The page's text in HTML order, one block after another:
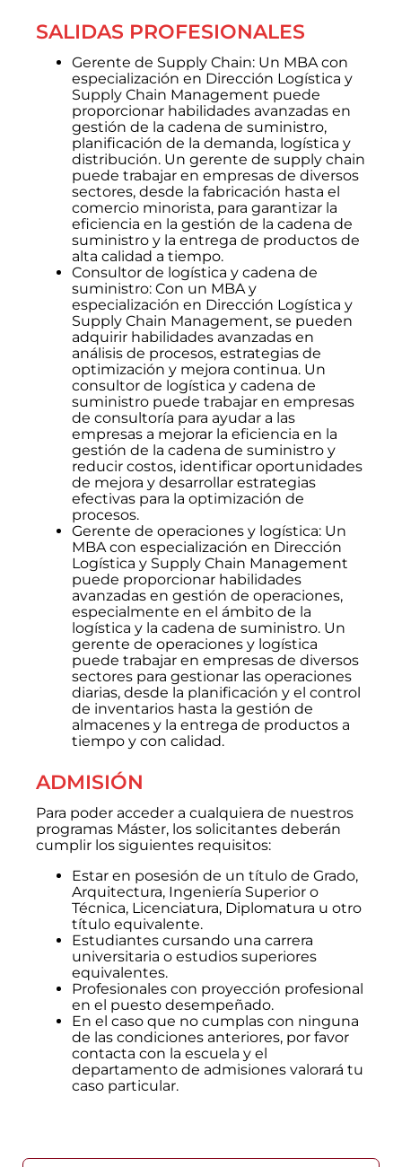
SALIDAS PROFESIONALES
Gerente de Supply Chain: Un MBA con
especialización en Dirección Logística y
Supply Chain Management puede
proporcionar habilidades avanzadas en
gestión de la cadena de suministro,
planificación de la demanda, logística y
distribución. Un gerente de supply chain
puede trabajar en empresas de diversos
sectores, desde la fabricación hasta el
comercio minorista, para garantizar la
eficiencia en la gestión de la cadena de
suministro y la entrega de productos de
alta calidad a tiempo.
Consultor de logística y cadena de
suministro: Con un MBA y
especialización en Dirección Logística y
Supply Chain Management, se pueden
adquirir habilidades avanzadas en
análisis de procesos, estrategias de
optimización y mejora continua. Un
consultor de logística y cadena de
suministro puede trabajar en empresas
de consultoría para ayudar a las
empresas a mejorar la eficiencia en la
gestión de la cadena de suministro y
reducir costos, identificar oportunidades
de mejora y desarrollar estrategias
efectivas para la optimización de
procesos.
Gerente de operaciones y logística: Un
MBA con especialización en Dirección
Logística y Supply Chain Management
puede proporcionar habilidades
avanzadas en gestión de operaciones,
especialmente en el ámbito de la
logística y la cadena de suministro. Un
gerente de operaciones y logística
puede trabajar en empresas de diversos
sectores para gestionar las operaciones
diarias, desde la planificación y el control
de inventarios hasta la gestión de
almacenes y la entrega de productos a
tiempo y con calidad.
ADMISIÓN
Para poder acceder a cualquiera de nuestros
programas Máster, los solicitantes deberán
cumplir los siguientes requisitos:
Estar en posesión de un título de Grado,
Arquitectura, Ingeniería Superior o
Técnica, Licenciatura, Diplomatura u otro
título equivalente.
Estudiantes cursando una carrera
universitaria o estudios superiores
equivalentes.
Profesionales con proyección profesional
en el puesto desempeñado.
En el caso que no cumplas con ninguna
de las condiciones anteriores, por favor
contacta con la escuela y el
departamento de admisiones valorará tu
caso particular.